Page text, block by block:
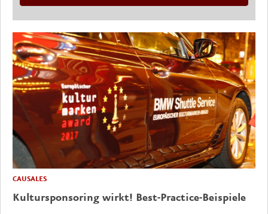
CAUSALES
Kultursponsoring wirkt! Best-Practice-Beispiele